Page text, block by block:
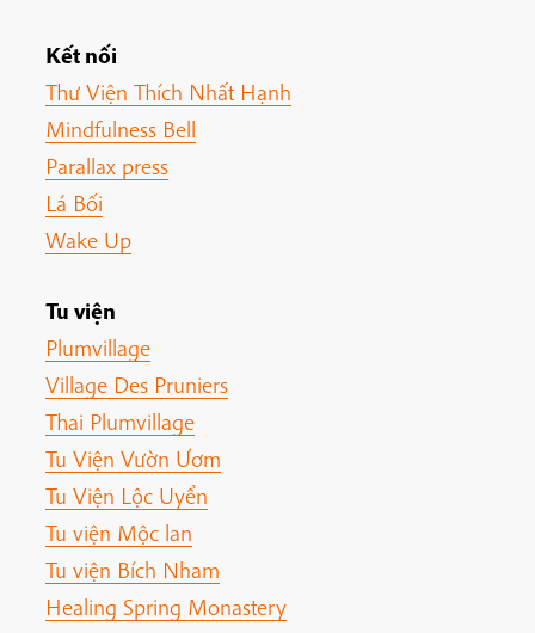
Kết nối
Thư Viện Thích Nhất Hạnh
Mindfulness Bell
Parallax press
Lá Bối
Wake Up
Tu viện
Plumvillage
Village Des Pruniers
Thai Plumvillage
Tu Viện Vườn Ươm
Tu Viện Lộc Uyển
Tu viện Mộc lan
Tu viện Bích Nham
Healing Spring Monastery